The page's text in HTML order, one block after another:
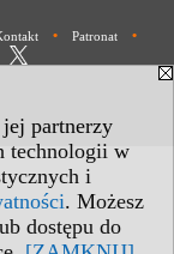
partnerzy
technologii w
i
. Możesz
dostępu do
• Patronat •